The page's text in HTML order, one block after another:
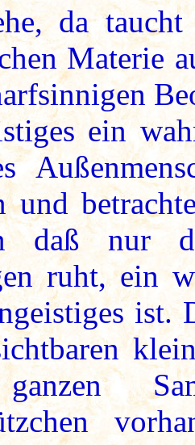
da taucht
Materie
ein
und
daß nur
ruht, ein
ist.